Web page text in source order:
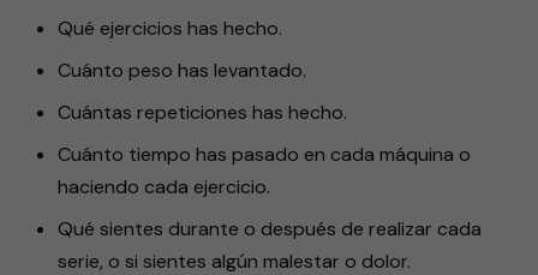
Qué ejercicios has hecho.
Cuánto peso has levantado.
Cuántas repeticiones has hecho.
Cuánto tiempo has pasado en cada máquina o
haciendo cada ejercicio.
Qué sientes durante o después de realizar cada
serie, o si sientes algún malestar o dolor.